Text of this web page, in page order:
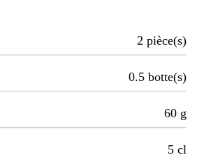
2 pièce(s)
0.5 botte(s)
60 g
5 cl